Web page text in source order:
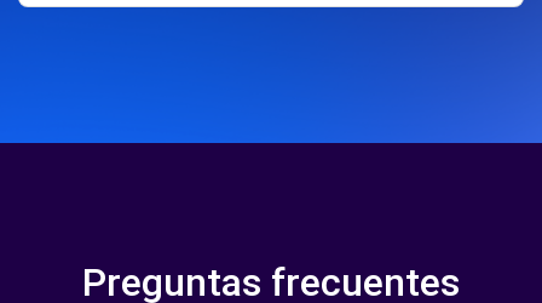
Preguntas frecuentes